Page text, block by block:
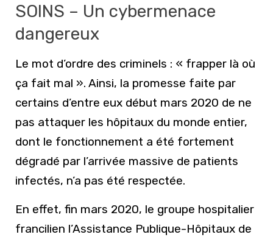
SOINS – Un cybermenace
dangereux
Le mot d’ordre des criminels : « frapper là où
ça fait mal ». Ainsi, la promesse faite par
certains d’entre eux début mars 2020 de ne
pas attaquer les hôpitaux du monde entier,
dont le fonctionnement a été fortement
dégradé par l’arrivée massive de patients
infectés, n’a pas été respectée.
En effet, fin mars 2020, le groupe hospitalier
francilien l’Assistance Publique-Hôpitaux de